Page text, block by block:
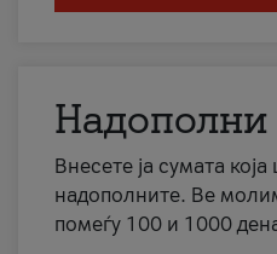
Надополни
Внесете ја сумата која
надополните. Ве
помеѓу 100 и 1000